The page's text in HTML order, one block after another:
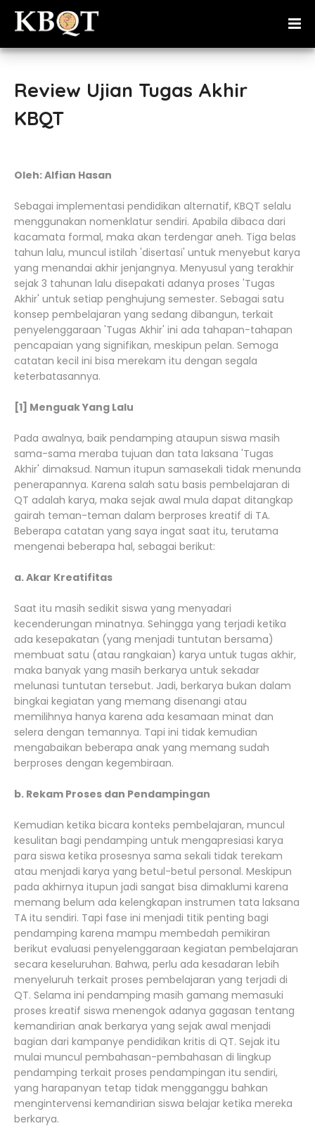
Review Ujian Tugas Akhir
KBQT
Oleh: Alfian Hasan
Sebagai implementasi pendidikan alternatif, KBQT selalu
menggunakan nomenklatur sendiri. Apabila dibaca dari
kacamata formal, maka akan terdengar aneh. Tiga belas
tahun lalu, muncul istilah 'disertasi' untuk menyebut karya
yang menandai akhir jenjangnya. Menyusul yang terakhir
sejak 3 tahunan lalu disepakati adanya proses 'Tugas
Akhir' untuk setiap penghujung semester. Sebagai satu
konsep pembelajaran yang sedang dibangun, terkait
penyelenggaraan 'Tugas Akhir' ini ada tahapan-tahapan
pencapaian yang signifikan, meskipun pelan. Semoga
catatan kecil ini bisa merekam itu dengan segala
keterbatasannya.
[1] Menguak Yang Lalu
Pada awalnya, baik pendamping ataupun siswa masih
sama-sama meraba tujuan dan tata laksana 'Tugas
Akhir' dimaksud. Namun itupun samasekali tidak menunda
penerapannya. Karena salah satu basis pembelajaran di
QT adalah karya, maka sejak awal mula dapat ditangkap
gairah teman-teman dalam berproses kreatif di TA.
Beberapa catatan yang saya ingat saat itu, terutama
mengenai beberapa hal, sebagai berikut:
a. Akar Kreatifitas
Saat itu masih sedikit siswa yang menyadari
kecenderungan minatnya. Sehingga yang terjadi ketika
ada kesepakatan (yang menjadi tuntutan bersama)
membuat satu (atau rangkaian) karya untuk tugas akhir,
maka banyak yang masih berkarya untuk sekadar
melunasi tuntutan tersebut. Jadi, berkarya bukan dalam
bingkai kegiatan yang memang disenangi atau
memilihnya hanya karena ada kesamaan minat dan
selera dengan temannya. Tapi ini tidak kemudian
mengabaikan beberapa anak yang memang sudah
berproses dengan kegembiraan.
b. Rekam Proses dan Pendampingan
Kemudian ketika bicara konteks pembelajaran, muncul
kesulitan bagi pendamping untuk mengapresiasi karya
para siswa ketika prosesnya sama sekali tidak terekam
atau menjadi karya yang betul-betul personal. Meskipun
pada akhirnya itupun jadi sangat bisa dimaklumi karena
memang belum ada kelengkapan instrumen tata laksana
TA itu sendiri. Tapi fase ini menjadi titik penting bagi
pendamping karena mampu membedah pemikiran
berikut evaluasi penyelenggaraan kegiatan pembelajaran
secara keseluruhan. Bahwa, perlu ada kesadaran lebih
menyeluruh terkait proses pembelajaran yang terjadi di
QT. Selama ini pendamping masih gamang memasuki
proses kreatif siswa menengok adanya gagasan tentang
kemandirian anak berkarya yang sejak awal menjadi
bagian dari kampanye pendidikan kritis di QT. Sejak itu
mulai muncul pembahasan-pembahasan di lingkup
pendamping terkait proses pendampingan itu sendiri,
yang harapanyan tetap tidak mengganggu bahkan
mengintervensi kemandirian siswa belajar ketika mereka
berkarya.